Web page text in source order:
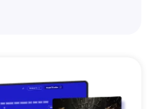
a autistického
včetně toho
roku, dva Zlaté glóby,